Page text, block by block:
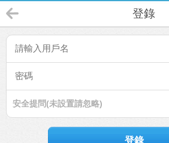
登錄
安全提問(未設置請忽略)
登錄